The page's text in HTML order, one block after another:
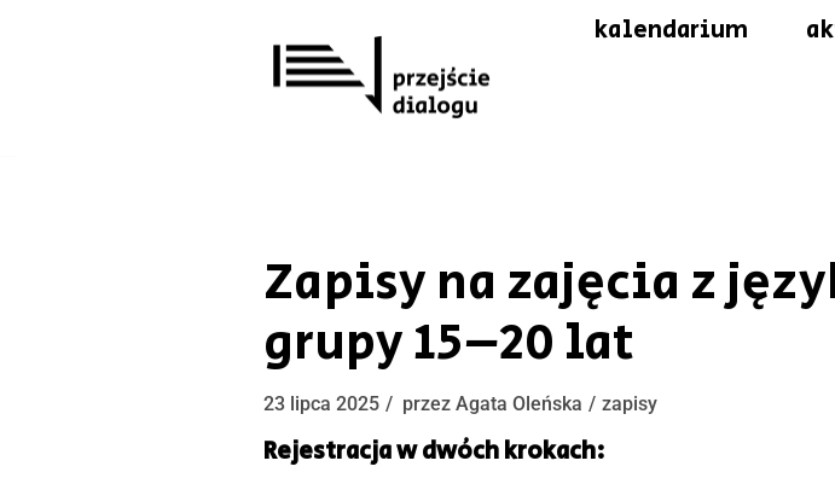
kalendarium
Zapisy na zajęcia z
grupy 15–20 lat
23 lipca 2025 przez Agata Oleńska zapisy
Rejestracja w dwóch krokach: